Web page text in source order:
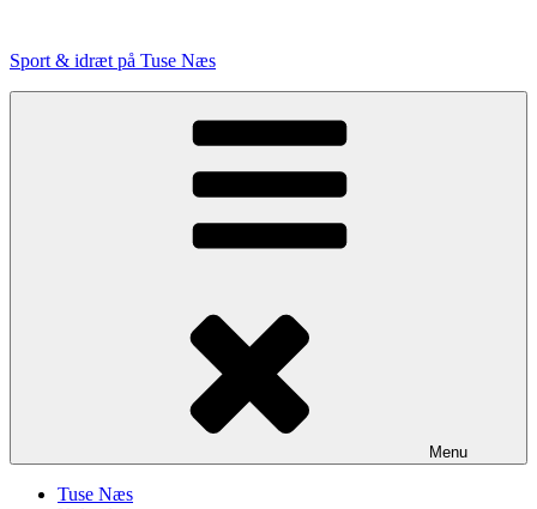
indhold
Sport & idræt på Tuse Næs
Menu
Tuse Næs